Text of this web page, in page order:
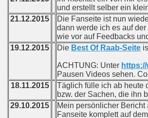
und erstellt selber ein
21.12.2015
Die Fanseite ist nun
dann werde ich es auf
wie vor auf Feedbacks
19.12.2015
Die Best Of Raab-Seite
ACHTUNG: Unter
Pausen Videos sehen.
18.11.2015
Täglich fülle ich ab heute
bzw. der Sachen, die ihn
29.10.2015
Mein persönlicher
Fanseite komplett auf